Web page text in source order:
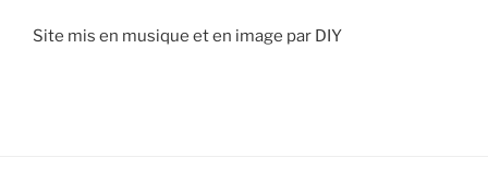
Site mis en musique et en image par DIY